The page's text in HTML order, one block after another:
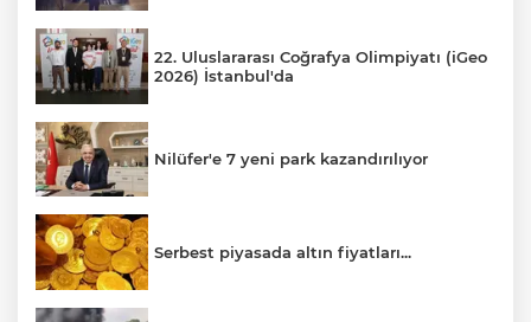
22. Uluslararası Coğrafya Olimpiyatı (iGeo
2026) İstanbul'da
Nilüfer'e 7 yeni park kazandırılıyor
Serbest piyasada altın fiyatları...